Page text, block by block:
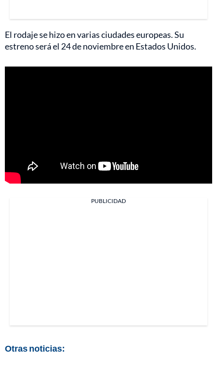
El rodaje se hizo en varias ciudades europeas. Su
estreno será el 24 de noviembre en Estados Unidos.
PUBLICIDAD
Otras noticias: